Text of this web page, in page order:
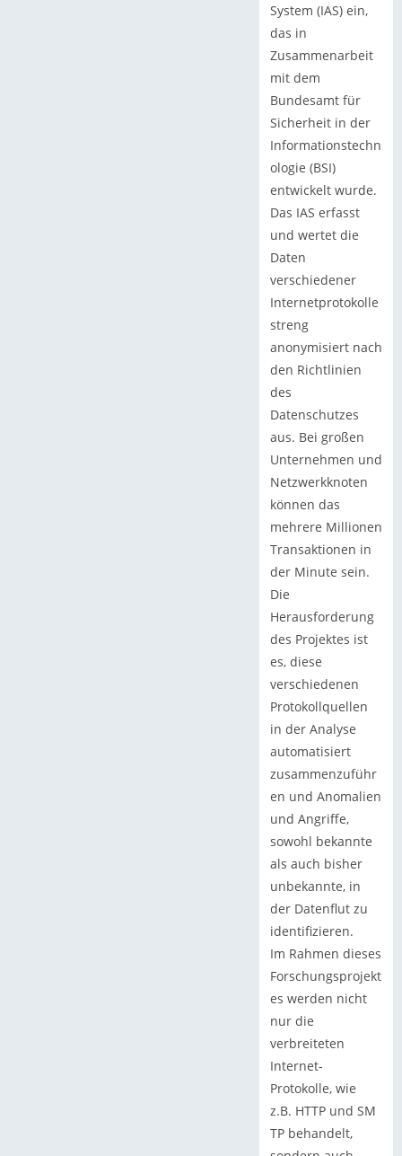
System (IAS) ein,
das in
Zusammenarbeit
mit dem
Bundesamt für
Sicherheit in der
Informationstechn
ologie (BSI)
entwickelt wurde.
Das IAS erfasst
und wertet die
Daten
verschiedener
Internetprotokolle
streng
anonymisiert nach
den Richtlinien
des
Datenschutzes
aus. Bei großen
Unternehmen und
Netzwerkknoten
können das
mehrere Millionen
Transaktionen in
der Minute sein.
Die
Herausforderung
des Projektes ist
es, diese
verschiedenen
Protokollquellen
in der Analyse
automatisiert
zusammenzuführ
en und Anomalien
und Angriffe,
sowohl bekannte
als auch bisher
unbekannte, in
der Datenflut zu
identifizieren.
Im Rahmen dieses
Forschungsprojekt
es werden nicht
nur die
verbreiteten
Internet-
Protokolle, wie
z.B. HTTP und SM
TP behandelt,